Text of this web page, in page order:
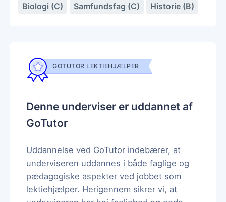
Biologi (C)
Samfundsfag (C) Historie (B)
GOTUTOR LEKTIEHJÆLPER
Denne underviser er uddannet af
GoTutor
Uddannelse ved GoTutor indebærer, at
underviseren uddannes i både faglige og
pædagogiske aspekter ved jobbet som
lektiehjælper. Herigennem sikrer vi, at